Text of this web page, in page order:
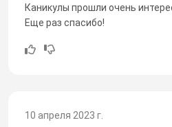
Каникулы прошли очень
Еще раз спасибо!
10 апреля 2023 г.